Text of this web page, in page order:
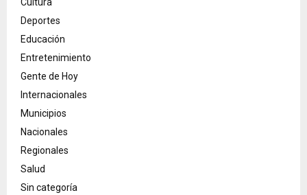
Deportes
Educación
Entretenimiento
Gente de Hoy
Internacionales
Municipios
Nacionales
Regionales
Salud
Sin categoría